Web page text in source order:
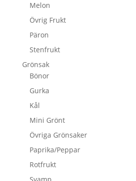
Melon
Övrig Frukt
Päron
Stenfrukt
Grönsak
Bönor
Gurka
Kål
Mini Grönt
Övriga Grönsaker
Paprika/Peppar
Rotfrukt